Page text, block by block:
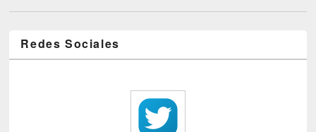
Redes Sociales